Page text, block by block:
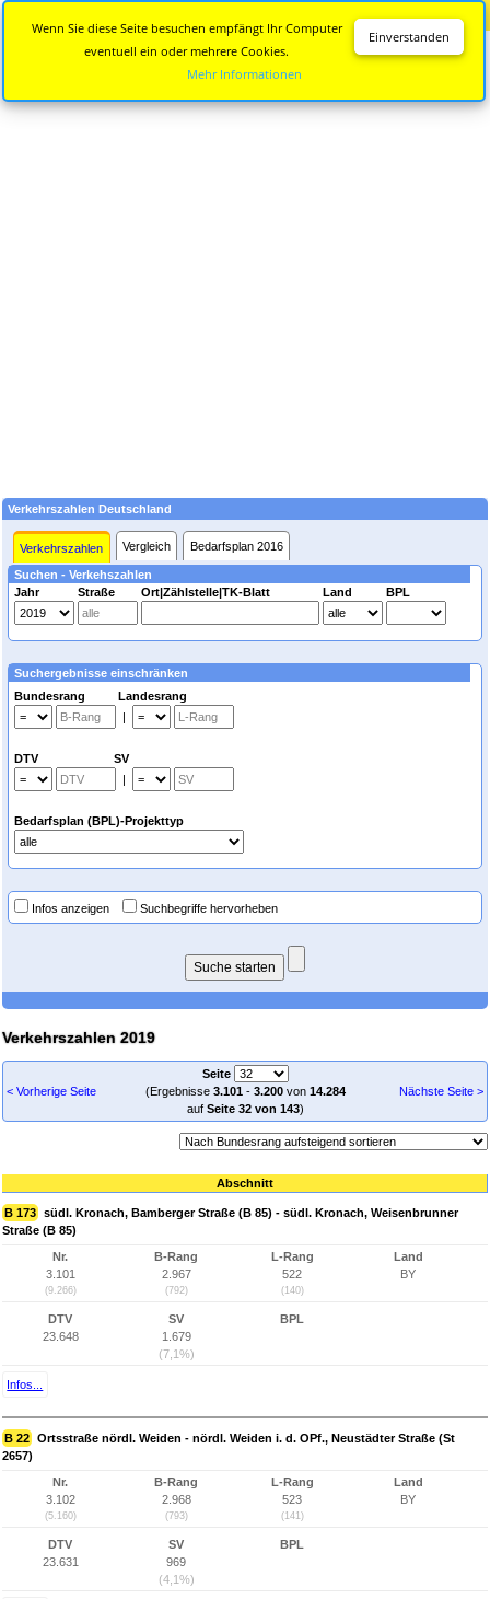
Verkehrszahlen Deutschland
Verkehrszahlen Vergleich Bedarfsplan 2016
Suchen - Verkehszahlen
Jahr
Straße Ort|Zählstelle|TK-Blatt Land BPL
Suchergebnisse einschränken
Bundesrang Landesrang
|
DTV SV
|
Bedarfsplan (BPL)-Projekttyp
Infos anzeigen Suchbegriffe hervorheben
Verkehrszahlen 2019
< Vorherige Seite
Seite
(Ergebnisse 3.101- 3.200von 14.284
auf Seite 32 von 143)
Nächste Seite >
Abschnitt
B 173 südl. Kronach, Bamberger Straße (B 85) - südl. Kronach, Weisenbrunner
Straße (B 85)
Nr.
3.101
(9.266)
B-Rang
2.967
(792)
L-Rang
522
(140)
Land
BY
DTV
23.648
SV
1.679
(7,1%)
BPL
Infos...
B 22 Ortsstraße nördl. Weiden - nördl. Weiden i. d. OPf., Neustädter Straße (St
2657)
Nr.
3.102
(5.160)
B-Rang
2.968
(793)
L-Rang
523
(141)
Land
BY
DTV
23.631
SV
969
(4,1%)
BPL
Einverstanden
Wenn Sie diese Seite besuchen empfängt Ihr Computer
eventuell ein oder mehrere Cookies.
Mehr Informationen